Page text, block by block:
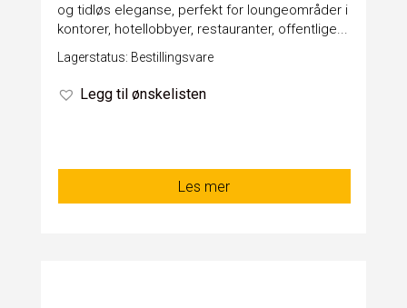
og tidløs eleganse, perfekt for loungeområder i
kontorer, hotellobbyer, restauranter, offentlige...
Lagerstatus: Bestillingsvare
Legg til ønskelisten
Les mer